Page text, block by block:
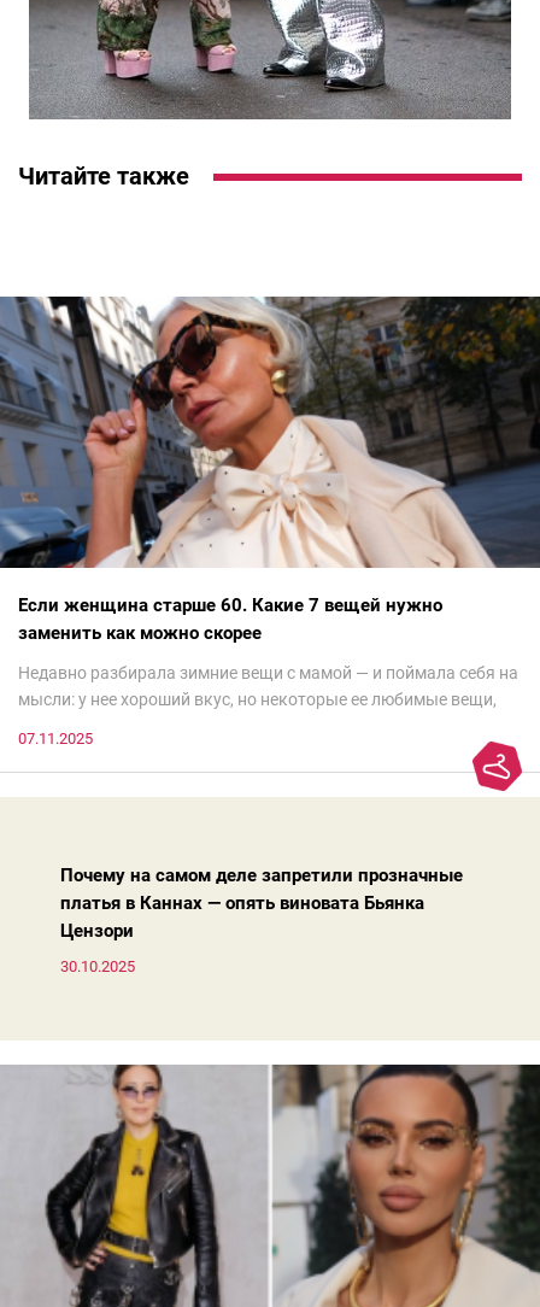
Читайте также
Если женщина старше 60. Какие 7 вещей нужно
заменить как можно скорее
Недавно разбирала зимние вещи с мамой — и поймала себя на
мысли: у нее хороший вкус, но некоторые ее любимые вещи,
моды. Вовсе нет.Проблема в том, что сама мода сделала шаг
07.11.2025
Почему на самом деле запретили прозначные
платья в Каннах — опять виновата Бьянка
Цензори
30.10.2025